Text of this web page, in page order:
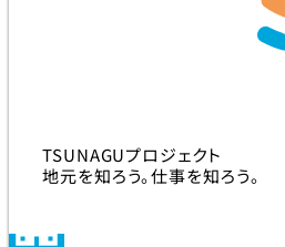
TSUNAGUプロジェクト
地元を知ろう。仕事を知ろう。